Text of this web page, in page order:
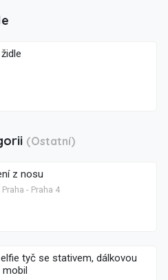
(Ostatní)
z nosu
- Praha 4
tyč se stativem, dálkovou